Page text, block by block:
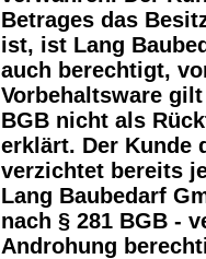
Betrages das
ist, ist Lang
auch berechtigt,
Vorbehaltsware
BGB nicht als
erklärt. Der Kunde
verzichtet bereits
Lang Baubedarf
nach § 281 BGB -
Androhung